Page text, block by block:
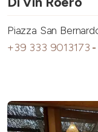
Piazza San
+39 333 9013173 -